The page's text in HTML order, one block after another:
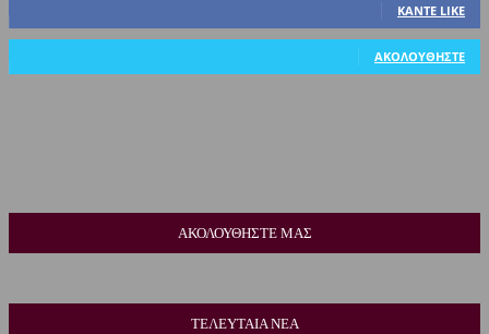
ΚΆΝΤΕ LIKE
ΑΚΟΛΟΥΘΉΣΤΕ
ΑΚΟΛΟΥΘΗΣΤΕ ΜΑΣ
ΤΕΛΕΥΤΑΙΑ ΝΕΑ